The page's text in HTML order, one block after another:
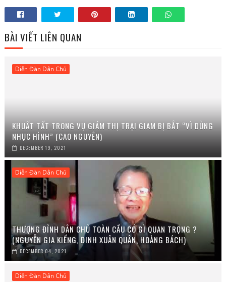
BÀI VIẾT LIÊN QUAN
Diễn Đàn Dân Chủ
KHUẤT TẤT TRONG VỤ GIÁM THỊ TRẠI GIAM BỊ BẮT “VÌ DÙNG
NHỤC HÌNH” (CAO NGUYÊN)
DECEMBER 19, 2021
Diễn Đàn Dân Chủ
THƯỢNG ĐỈNH DÂN CHỦ TOÀN CẦU CÓ GÌ QUAN TRỌNG ?
(NGUYỄN GIA KIỂNG, ĐINH XUÂN QUÂN, HOÀNG BÁCH)
DECEMBER 04, 2021
Diễn Đàn Dân Chủ